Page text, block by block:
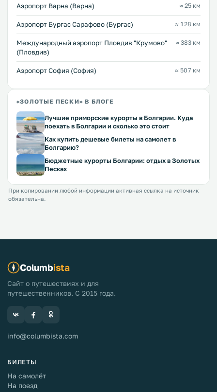
Аэропорт Варна (Варна) ≈ 25 км
Аэропорт Бургас Сарафово (Бургас) ≈ 128 км
Международный аэропорт Пловдив "Крумово"
(Пловдив)
≈ 383 км
Аэропорт София (София) ≈ 507 км
«ЗОЛОТЫЕ ПЕСКИ» В БЛОГЕ
Лучшие приморские курорты в Болгарии. Куда
поехать в Болгарии и сколько это стоит
Как купить дешевые билеты на самолет в
Болгарию?
Бюджетные курорты Болгарии: отдых в Золотых
Песках
При копировании любой информации активная ссылка на источник
обязательна.
Columbista
Сайт о путешествиях и для
путешественников. С 2015 года.
info@columbista.com
БИЛЕТЫ
На самолёт
На поезд